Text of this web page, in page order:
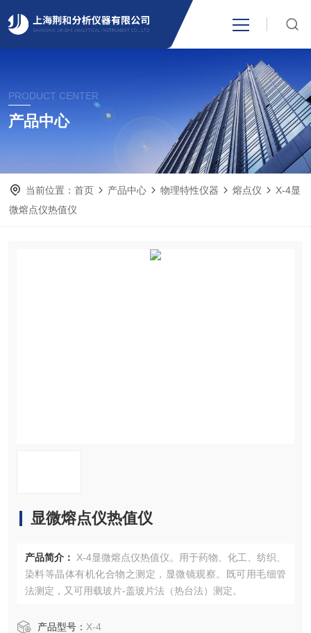
关于我们
新闻资讯
PRODUCT CENTER
产品中心
当前位置：首页 产品中心 物理特性仪器 熔点仪
X-4显
微熔点仪热值仪
显微熔点仪热值仪
产品简介：
X-4显微熔点仪热值仪。用于药物、化工、纺织、
染料等晶体有机化合物之测定，显微镜观察。既可用毛细管
法测定，又可用载玻片-盖玻片法（热台法）测定。
产品型号： X-4